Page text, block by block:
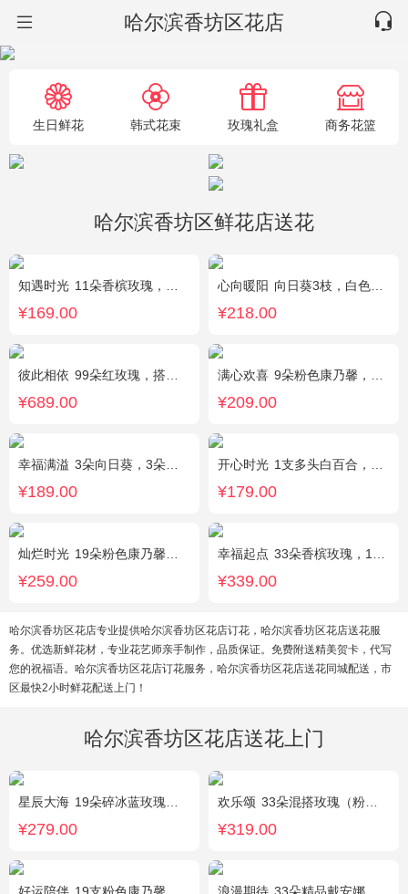
哈尔滨香坊区花店
生日鲜花 韩式花束 玫瑰礼盒 商务花篮
哈尔滨香坊区鲜花店送花
知遇时光 11朵香槟玫瑰，白桔梗、尤加利、满天星间插
¥169.00
心向暖阳 向日葵3枝，白色洋桔梗0.5扎，绿色小雏菊2枝，雪柳0.1扎
¥218.00
彼此相依 99朵红玫瑰，搭配适量石竹梅。
¥689.00
满心欢喜 9朵粉色康乃馨，2朵粉玫瑰，桔梗、满天星、绿叶搭配
¥209.00
幸福满溢 3朵向日葵，3朵香槟玫瑰，配花、绿叶搭配
¥189.00
开心时光 1支多头白百合，3朵粉玫瑰，4朵康乃馨，桔梗、满天星、绿叶混搭
¥179.00
灿烂时光 19朵粉色康乃馨，2支多头粉百合，桔梗、黄莺搭配
¥259.00
幸福起点 33朵香槟玫瑰，1条灯带，满天星、绿叶搭配
¥339.00
哈尔滨香坊区花店专业提供哈尔滨香坊区花店订花，哈尔滨香坊区花店送花服
务。优选新鲜花材，专业花艺师亲手制作，品质保证。免费附送精美贺卡，代写
您的祝福语。哈尔滨香坊区花店订花服务，哈尔滨香坊区花店送花同城配送，市
区最快2小时鲜花配送上门！
哈尔滨香坊区花店送花上门
星辰大海 19朵碎冰蓝玫瑰，尤加利绿叶搭配
¥279.00
欢乐颂 33朵混搭玫瑰（粉玫瑰+香槟玫瑰），白色满天星环绕
¥319.00